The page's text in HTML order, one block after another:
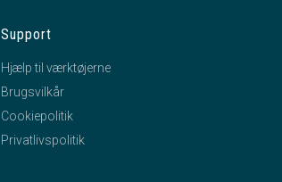
Support
Hjælp til værktøjerne
Brugsvilkår
Cookiepolitik
Privatlivspolitik